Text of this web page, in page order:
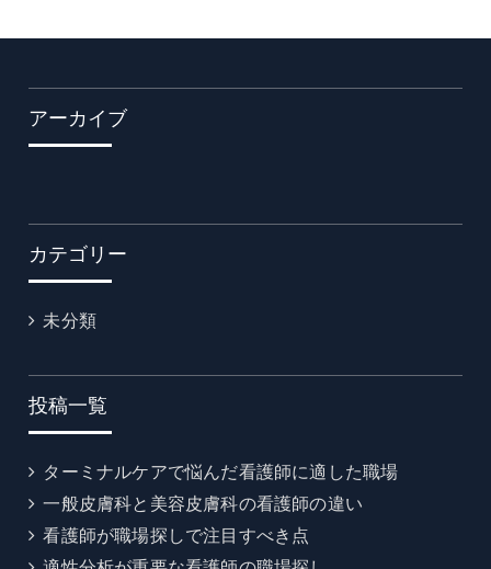
アーカイブ
カテゴリー
未分類
投稿一覧
ターミナルケアで悩んだ看護師に適した職場
一般皮膚科と美容皮膚科の看護師の違い
看護師が職場探しで注目すべき点